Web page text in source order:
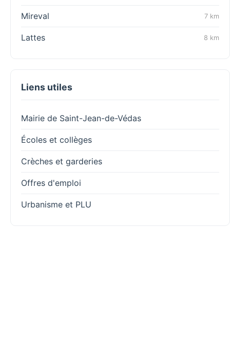
Mireval 7 km
Lattes 8 km
Liens utiles
Mairie de Saint-Jean-de-Védas
Écoles et collèges
Crèches et garderies
Offres d'emploi
Urbanisme et PLU